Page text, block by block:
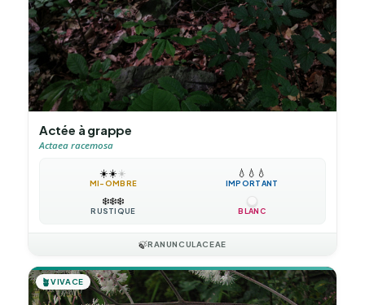
Actée à grappe
Actaea racemosa
☀️☀️☀️
MI-OMBRE
💧 💧 💧
IMPORTANT
❄️❄️❄️
RUSTIQUE BLANC
🍃RANUNCULACEAE
🪴VIVACE